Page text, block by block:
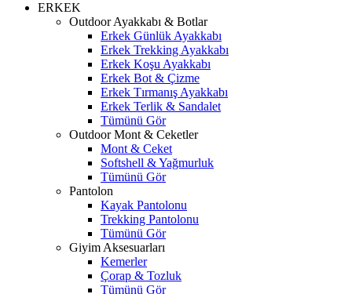
ERKEK
Outdoor Ayakkabı & Botlar
Erkek Günlük Ayakkabı
Erkek Trekking Ayakkabı
Erkek Koşu Ayakkabı
Erkek Bot & Çizme
Erkek Tırmanış Ayakkabı
Erkek Terlik & Sandalet
Tümünü Gör
Outdoor Mont & Ceketler
Mont & Ceket
Softshell & Yağmurluk
Tümünü Gör
Pantolon
Kayak Pantolonu
Trekking Pantolonu
Tümünü Gör
Giyim Aksesuarları
Kemerler
Çorap & Tozluk
Tümünü Gör